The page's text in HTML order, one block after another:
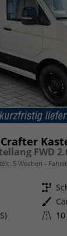
5 Wochen
Getriebe
Außenfarbe
Kilometerstand